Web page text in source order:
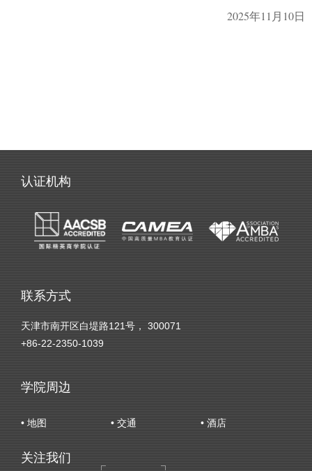
2025年11 月 10日
认证机构
联系方式
天津市南开区白堤路121号， 300071
+86-22-2350-1039
学院周边
• 地图 • 交通 • 酒店
关注我们